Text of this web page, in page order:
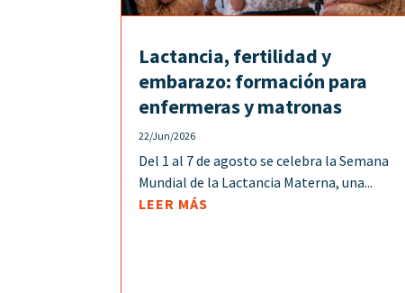
Lactancia, fertilidad y
embarazo: formación para
enfermeras y matronas
22/Jun/2026
Del 1 al 7 de agosto se celebra la Semana
Mundial de la Lactancia Materna, una...
LEER MÁS